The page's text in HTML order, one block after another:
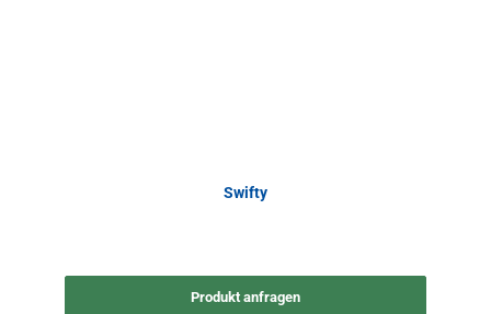
Swifty
Produkt anfragen